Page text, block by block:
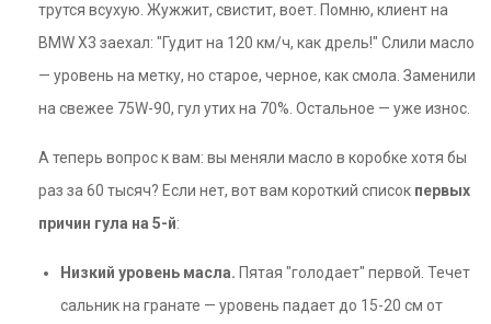
трутся всухую. Жужжит, свистит, воет. Помню, клиент на
BMW X3 заехал: "Гудит на 120 км/ч, как дрель!" Слили масло
— уровень на метку, но старое, черное, как смола. Заменили
на свежее 75W-90, гул утих на 70%. Остальное — уже износ.
А теперь вопрос к вам: вы меняли масло в коробке хотя бы
раз за 60 тысяч? Если нет, вот вам короткий список первых
причин гула на 5-й:
Низкий уровень масла. Пятая "голодает" первой. Течет
сальник на гранате — уровень падает до 15-20 см от